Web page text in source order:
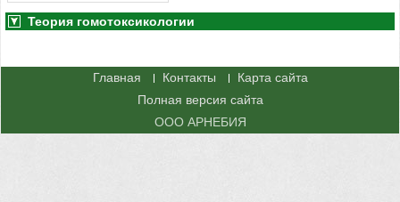
Теория гомотоксикологии
Главная Контакты
Карта сайта
Полная версия сайта
ООО АРНЕБИЯ